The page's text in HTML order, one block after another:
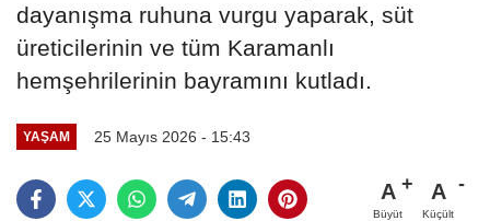
dayanışma ruhuna vurgu yaparak, süt
üreticilerinin ve tüm Karamanlı
hemşehrilerinin bayramını kutladı.
YAŞAM 25 Mayıs 2026 - 15:43
A
Büyüt
A
Küçült